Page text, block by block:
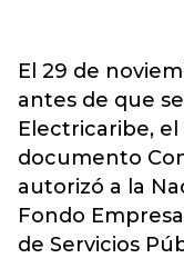
El 29 de
antes de que
Electricaribe,
documento
autorizó a la
Fondo
de Servicios